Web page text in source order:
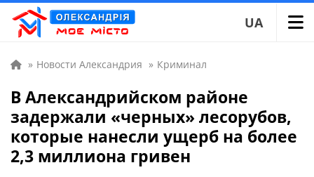
UA
» Новости Александрия » Криминал
В Александрийском районе
задержали «черных» лесорубов,
которые нанесли ущерб на более
2,3 миллиона гривен